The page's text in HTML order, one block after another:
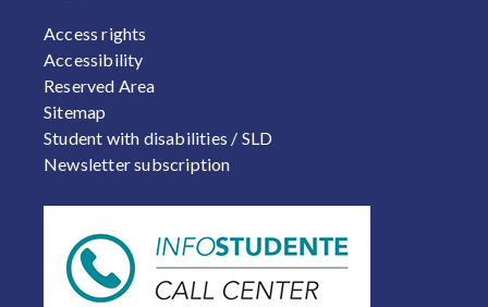
FOOTER 2
Access rights
Accessibility
Reserved Area
Sitemap
Student with disabilities / SLD
Newsletter subscription